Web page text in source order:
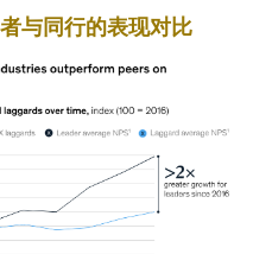
与同行的表现对比